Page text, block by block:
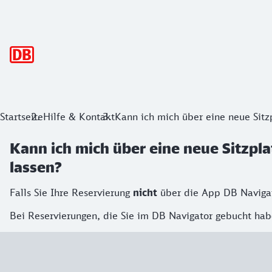
StartseiteHilfe & KontaktKann ich mich über eine neue
Kann ich mich über eine neue
lassen?
Falls Sie Ihre Reservierung nicht über die App DB
Bei Reservierungen, die Sie im DB Navigator gebucht